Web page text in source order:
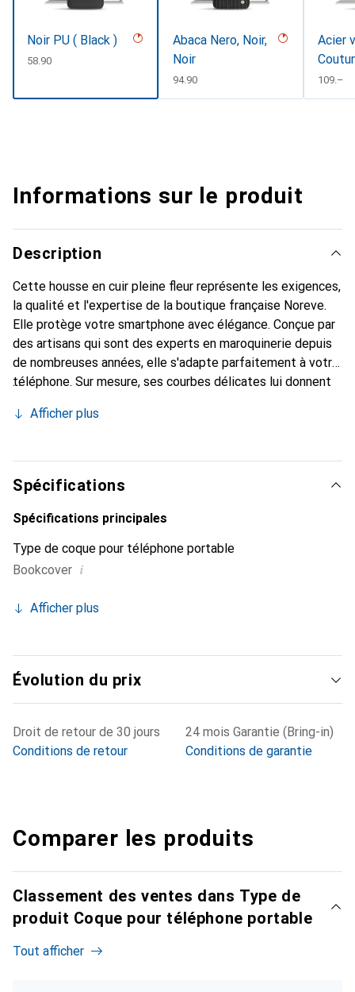
Noir PU ( Black )
CHF
58.90
Abaca Nero, Noir,
Noir
CHF
94.90
Acier
CHF
109.–
Informations sur le produit
Description
Cette housse en cuir pleine fleur représente les exigences,
la qualité et l'expertise de la boutique française Noreve.
Elle protège votre smartphone avec élégance. Conçue par
des artisans qui sont des experts en maroquinerie depuis
de nombreuses années, elle s'adapte parfaitement à votre
téléphone. Sur mesure, ses courbes délicates lui donnent
et indispensable pour votre smartphone. Reconnaître
marque Noreve est un choix sûr pour une clientèle
exigeante.
Afficher plus
Spécifications
Spécifications principales
Type de coque pour téléphone portable
Bookcover i
Afficher plus
Évolution du prix
Droit de retour de 30 jours
Conditions de retour
24 mois Garantie (Bring-in)
Conditions de garantie
Comparer les produits
Classement des ventes dans Type de
produit Coque pour téléphone portable
Tout afficher